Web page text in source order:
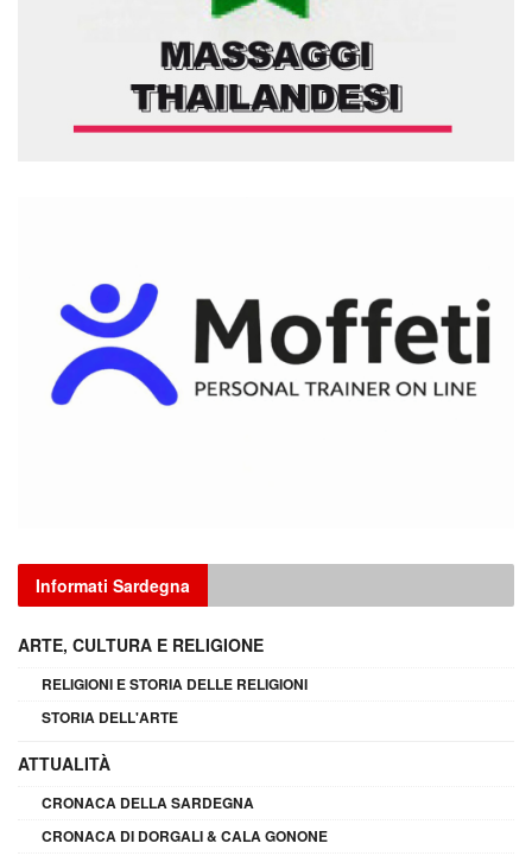
Informati Sardegna
ARTE, CULTURA E RELIGIONE
RELIGIONI E STORIA DELLE RELIGIONI
STORIA DELL'ARTE
ATTUALITÀ
CRONACA DELLA SARDEGNA
CRONACA DI DORGALI & CALA GONONE